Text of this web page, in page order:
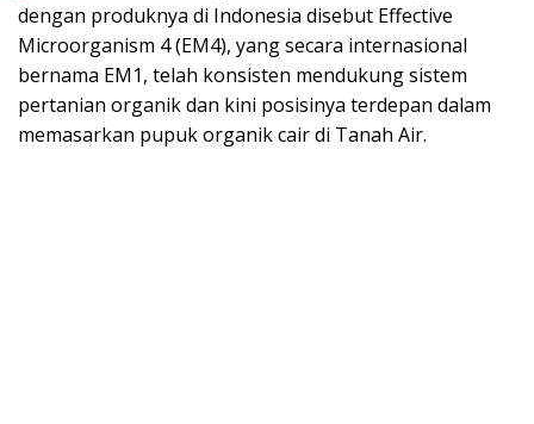
dengan produknya di Indonesia disebut Effective
Microorganism 4 (EM4), yang secara internasional
bernama EM1, telah konsisten mendukung sistem
pertanian organik dan kini posisinya terdepan dalam
memasarkan pupuk organik cair di Tanah Air.